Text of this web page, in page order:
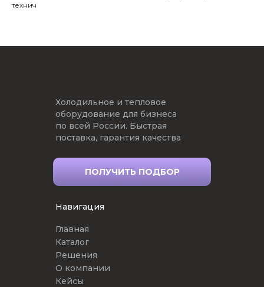
технич
Холодильное и тепловое
оборудование для бизнеса
по всей России. Быстрая
поставка, гарантия качества
ПОЛУЧИТЬ ПОДБОР
Главная
Каталог
Решения
О компании
Кейсы
Навигация